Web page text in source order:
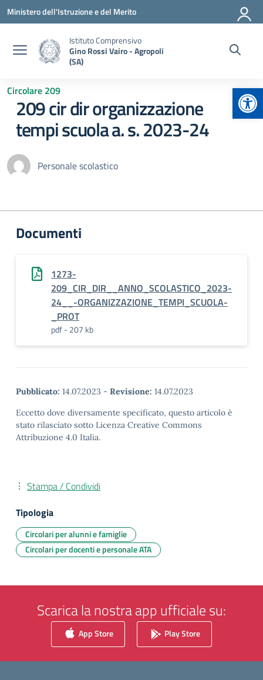
Vai ai contenuti
Vai al menu di navigazione
Vai al footer
Ministero dell'Istruzione e del Merito
Istituto Comprensivo
Gino Rossi Vairo - Agropoli
(SA)
Circolare 209
209 cir dir organizzazione
tempi scuola a. s. 2023-24
Personale scolastico
Documenti
1273-
209_CIR_DIR__ANNO_SCOLASTICO_2023-
24__-ORGANIZZAZIONE_TEMPI_SCUOLA-
_PROT
pdf - 207 kb
Pubblicato: 14.07.2023 - Revisione: 14.07.2023
Eccetto dove diversamente specificato, questo articolo è
stato rilasciato sotto Licenza Creative Commons
Attribuzione 4.0 Italia.
Stampa / Condividi
Tipologia
Circolari per alunni e famiglie
Circolari per docenti e personale ATA
Scarica la nostra app ufficiale su:
App Store Play Store